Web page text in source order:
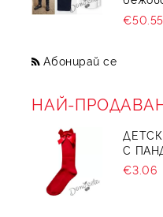
€50.55
Абонирай се
НАЙ-
С
€3.06